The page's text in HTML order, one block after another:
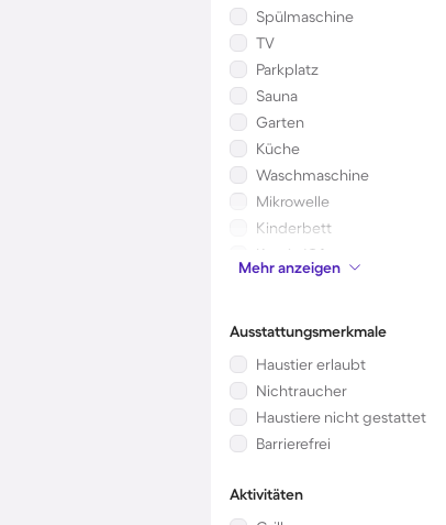
Spülmaschine
TV
Parkplatz
Sauna
Garten
Küche
Waschmaschine
Mikrowelle
Kinderbett
Kamin/Ofen
Whirlpool
Mehr anzeigen
Ausstattungsmerkmale
Haustier erlaubt
Nichtraucher
Haustiere nicht gestattet
Barrierefrei
Aktivitäten